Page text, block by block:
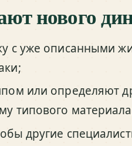
нового
с уже описанными
или определяют
типового
другие